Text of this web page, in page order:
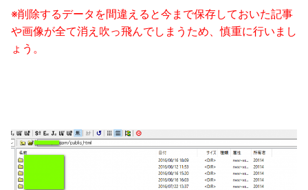
※削除するデータを間違えると今まで保存しておいた記事
や画像が全て消え 吹っ飛んでしまうため、慎重に行いまし
ょう。